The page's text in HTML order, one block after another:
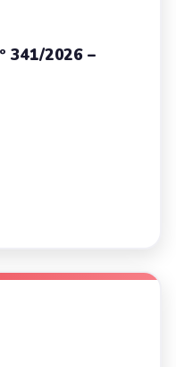
341/2026 –